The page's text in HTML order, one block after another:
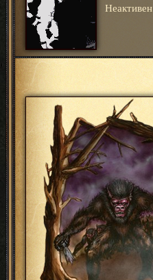
Неактивен